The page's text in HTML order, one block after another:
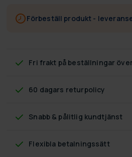
Förbeställ produkt -
Fri frakt på beställningar
60 dagars returpolicy
Snabb & pålitlig kundtjänst
Flexibla betalningssätt